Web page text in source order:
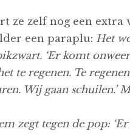
ze zelf nog een
een paraplu: Het
‘Er komt
te regenen. Te
Wij gaan schuilen.’
zegt tegen de pop: